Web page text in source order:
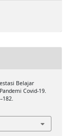
Belajar
Covid-19.